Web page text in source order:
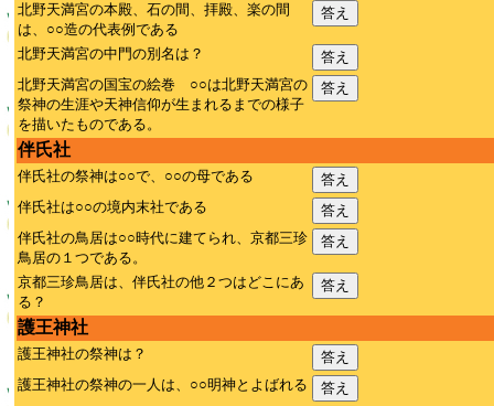
北野天満宮の本殿、石の間、拝殿、楽の間
は、○○造の代表例である
答え
北野天満宮の中門の別名は？
答え
北野天満宮の国宝の絵巻 ○○は北野天満宮の
祭神の生涯や天神信仰が生まれるまでの様子
を描いたものである。
答え
伴氏社
伴氏社の祭神は○○で、○○の母である
答え
伴氏社は○○の境内末社である
答え
伴氏社の鳥居は○○時代に建てられ、京都三珍
鳥居の１つである。
答え
京都三珍鳥居は、伴氏社の他２つはどこにあ
る？
答え
護王神社
護王神社の祭神は？
答え
護王神社の祭神の一人は、○○明神とよばれる
答え